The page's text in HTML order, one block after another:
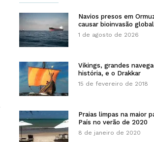
Navios presos em
causar bioinvasão global
1 de agosto de 2026
Vikings, grandes
história, e o Drakkar
15 de fevereiro de 2018
Praias limpas na maior
País no verão de 2020
8 de janeiro de 2020